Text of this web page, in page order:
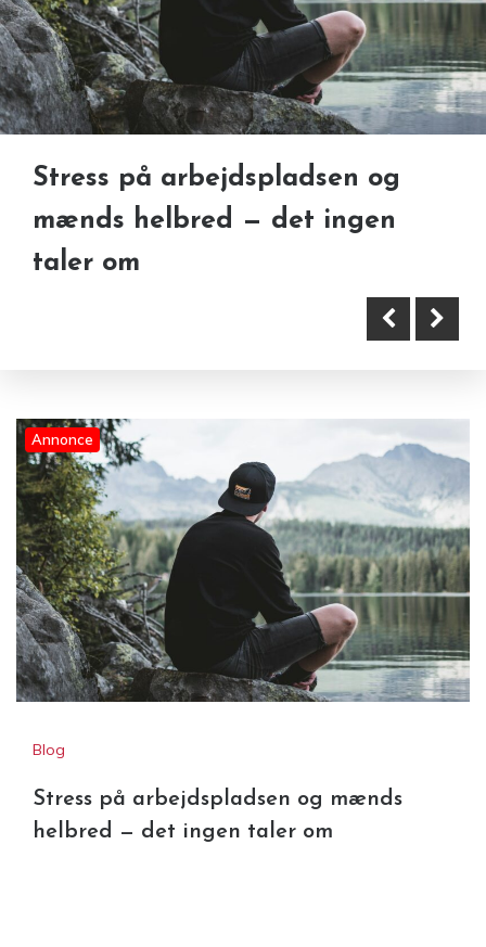
Stress på arbejdspladsen og
mænds helbred — det ingen
taler om
Tandsten — hvad er det, og
hvad kan du selv gøre?
Annonce
Blog
Stress på arbejdspladsen og mænds
helbred — det ingen taler om